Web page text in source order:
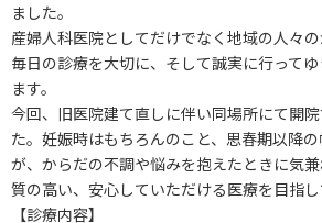
ました。
産婦人科医院としてだけでなく地域の人々の
毎日の診療を大切に、そして誠実に行って
ます。
今回、旧医院建て直しに伴い同場所にて開
た。妊娠時はもちろんのこと、思春期以降
が、からだの不調や悩みを抱えたときに気兼
質の高い、安心していただける医療を目指し
【診療内容】